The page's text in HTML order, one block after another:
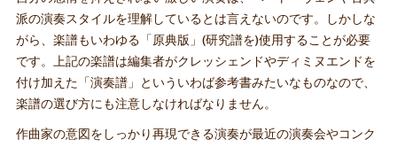
派の演奏スタイルを理解しているとは言えないのです。しかしな
がら、楽譜もいわゆる「原典版」(研究譜を)使用することが必要
です。上記の楽譜は編集者がクレッシェンドやディミヌエンドを
付け加えた「演奏譜」といういわば参考書みたいなものなので、
楽譜の選び方にも注意しなければなりません。
作曲家の意図をしっかり再現できる演奏が最近の演奏会やコンク